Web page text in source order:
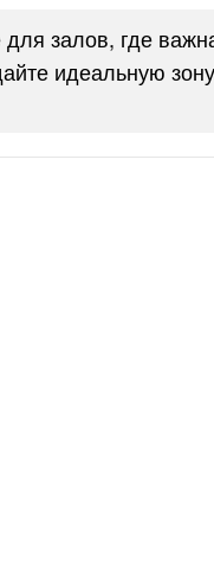
залов, где
идеальную